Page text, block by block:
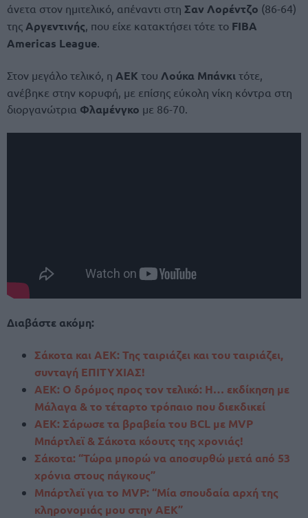
άνετα στον ημιτελικό, απέναντι στη Σαν Λορέντζο (86-64)
της Αργεντινής , που είχε κατακτήσει τότε το FIBA
Americas League
Στον μεγάλο τελικό, η ΑΕΚ του Λούκα Μπάνκι τότε,
ανέβηκε στην κορυφή, με επίσης εύκολη νίκη κόντρα στη
διοργανώτρια Φλαμένγκο με 86-70.
Διαβάστε ακόμη:
Σάκοτα και ΑΕΚ: Της ταιριάζει και του ταιριάζει,
συνταγή ΕΠΙΤΥΧΙΑΣ!
ΑΕΚ: Ο δρόμος προς τον τελικό: Η… εκδίκηση με
Μάλαγα & το τέταρτο τρόπαιο που διεκδικεί
ΑΕΚ: Σάρωσε τα βραβεία του BCL με MVP
Μπάρτλεϊ & Σάκοτα κόουτς της χρονιάς!
Σάκοτα: “Τώρα μπορώ να αποσυρθώ μετά από 53
χρόνια στους πάγκους”
Μπάρτλεϊ για το MVP: “Μία σπουδαία αρχή της
κληρονομιάς μου στην ΑΕΚ”